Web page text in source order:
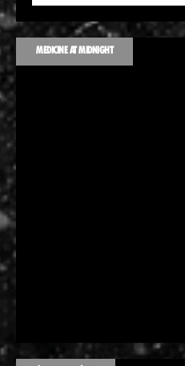
MEDICINE AT MIDNIGHT